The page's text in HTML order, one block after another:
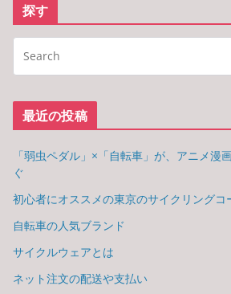
探す
最近の投稿
「弱虫ペダル」×「自転車」が、アニメ漫
ぐ
初心者にオススメの東京のサイクリングコ
自転車の人気ブランド
サイクルウェアとは
ネット注文の配送や支払い